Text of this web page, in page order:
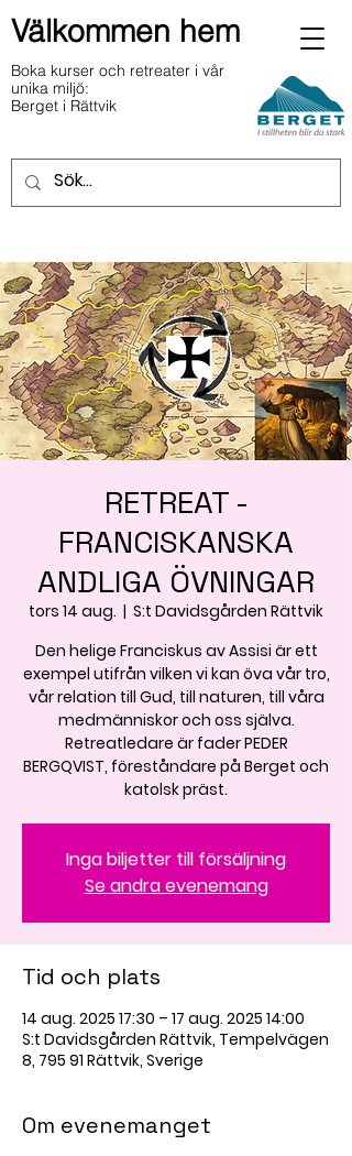
Välkommen hem
Boka kurser och retreater i vår
unika miljö:
Berget i Rättvik
RETREAT -
FRANCISKANSKA
ANDLIGA ÖVNINGAR
tors 14 aug.
  |
S:t Davidsgården Rättvik
Den helige Franciskus av Assisi är ett
exempel utifrån vilken vi kan öva vår tro,
vår relation till Gud, till naturen, till våra
medmänniskor och oss själva.
Retreatledare är fader PEDER
BERGQVIST, föreståndare på Berget och
katolsk präst.
Inga biljetter till försäljning
Se andra evenemang
Tid och plats
14 aug. 2025 17:30 – 17 aug. 2025 14:00
S:t Davidsgården Rättvik, Tempelvägen
8, 795 91 Rättvik, Sverige
Om evenemanget